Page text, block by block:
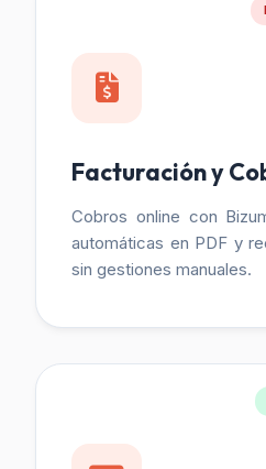
Facturación y
Cobros online con
automáticas en PDF y
sin gestiones manuales.